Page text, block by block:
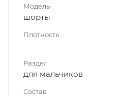
Модель
шорты
Плотность
Раздел
для мальчиков
Состав